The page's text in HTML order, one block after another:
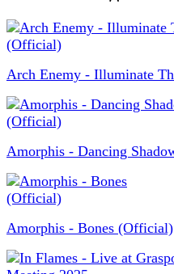
Arch Enemy - Illuminate
Amorphis - Dancing
Amorphis - Bones (Official)